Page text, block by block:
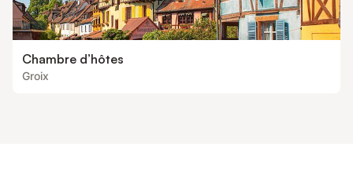
Chambre d’hôtes
Groix